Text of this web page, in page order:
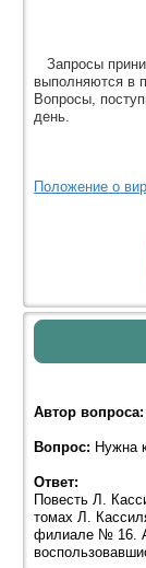
Запросы
выполняются в
Вопросы,
день.
Положение о
Автор вопроса:
Вопрос: Нужна
Ответ:
Повесть Л.
томах Л.
филиале № 16.